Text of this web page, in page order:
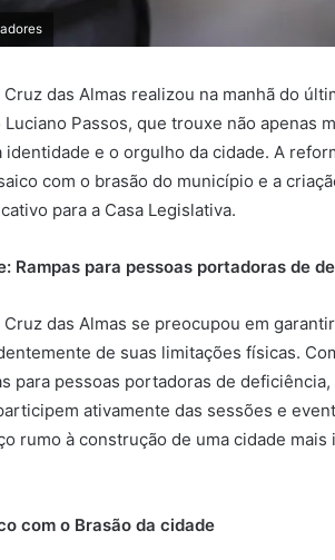
das Almas realizou na manhã do
Passos, que trouxe não apenas
e o orgulho da cidade. A
com o brasão do município e a
para a Casa Legislativa.
Rampas para pessoas portadoras de
das Almas se preocupou em
de suas limitações físicas.
para pessoas portadoras de
ativamente das sessões e
rumo à construção de uma cidade
com o Brasão da cidade